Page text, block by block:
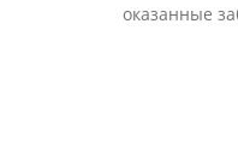
оказанные